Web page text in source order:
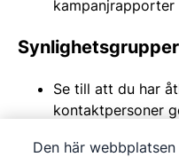
kampanjrapporter
Synlighetsgrupper
Se till att du har
kontaktpersoner
Den här